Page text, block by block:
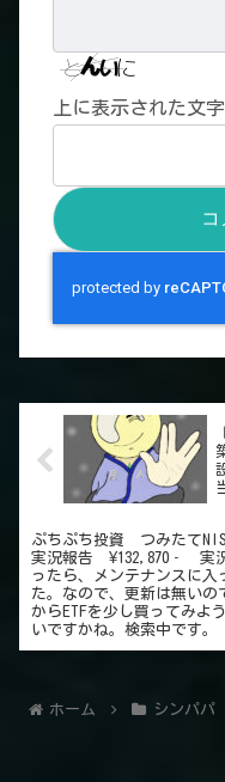
上に表示された文
ぷちぷち投資 つみたて
実況報告 ¥132,870‐ 実
ったら、メンテナンスに入
た。なので、更新は無いの
からETFを少し買ってみよ
いですかね。検索中です。
ホーム シンパパ